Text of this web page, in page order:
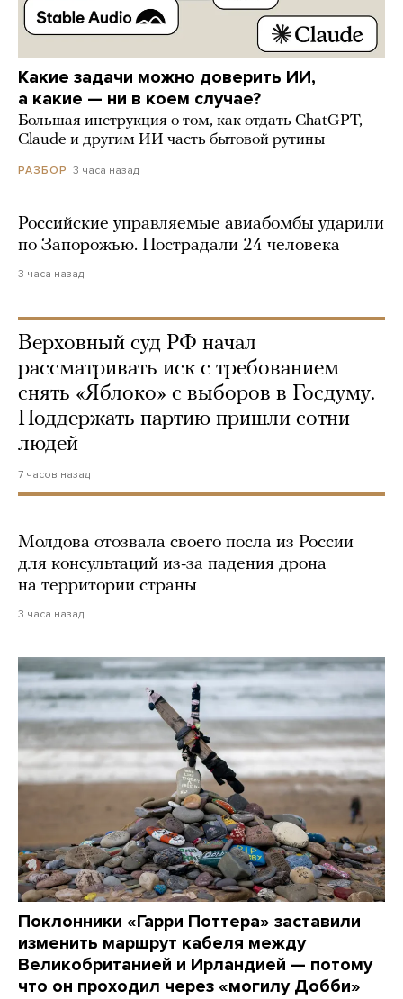
Какие задачи можно доверить ИИ,
а какие — ни в коем случае?
Большая инструкция о том, как отдать ChatGPT,
Claude и другим ИИ часть бытовой рутины
РАЗБОР 3 часа назад
Российские управляемые авиабомбы ударили
по Запорожью. Пострадали 24 человека
3 часа назад
Верховный суд РФ начал
рассматривать иск с требованием
снять «Яблоко» с выборов в Госдуму.
Поддержать партию пришли сотни
людей
7 часов назад
Молдова отозвала своего посла из России
для консультаций из-за падения дрона
на территории страны
3 часа назад
Поклонники «Гарри Поттера» заставили
изменить маршрут кабеля между
Великобританией и Ирландией — потому
что он проходил через «могилу Добби»